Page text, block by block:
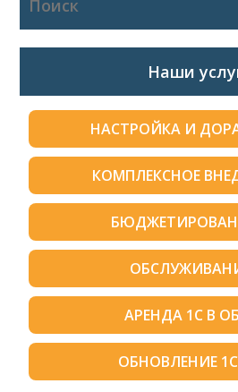
Наши
НАСТРОЙКА И
КОМПЛЕКСНОЕ
АРЕНДА 1С В
ОБНОВЛЕНИЕ